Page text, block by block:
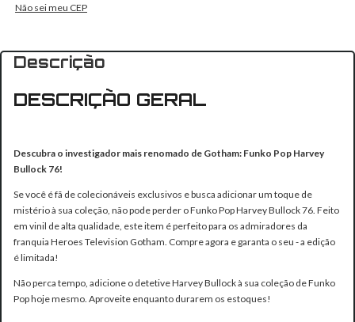
Não sei meu CEP
Descrição
DESCRIÇÃO GERAL
Descubra o investigador mais renomado de Gotham: Funko Pop Harvey
Bullock 76!
Se você é fã de colecionáveis exclusivos e busca adicionar um toque de
mistério à sua coleção, não pode perder o Funko Pop Harvey Bullock 76. Feito
em vinil de alta qualidade, este item é perfeito para os admiradores da
franquia Heroes Television Gotham. Compre agora e garanta o seu - a edição
é limitada!
Não perca tempo, adicione o detetive Harvey Bullock à sua coleção de Funko
Pop hoje mesmo. Aproveite enquanto durarem os estoques!